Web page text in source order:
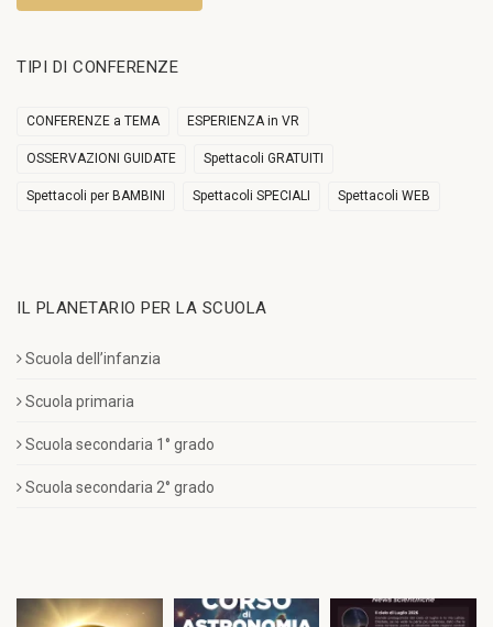
TIPI DI CONFERENZE
CONFERENZE a TEMA ESPERIENZA in VR
OSSERVAZIONI GUIDATE Spettacoli GRATUITI
Spettacoli per BAMBINI Spettacoli SPECIALI Spettacoli WEB
IL PLANETARIO PER LA SCUOLA
Scuola dell’infanzia
Scuola primaria
Scuola secondaria 1° grado
Scuola secondaria 2° grado